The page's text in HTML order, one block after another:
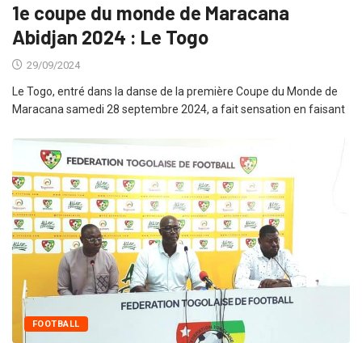
1e coupe du monde de Maracana
Abidjan 2024 : Le Togo
29/09/2024
Le Togo, entré dans la danse de la première Coupe du Monde de
Maracana samedi 28 septembre 2024, a fait sensation en faisant
FOOTBALL